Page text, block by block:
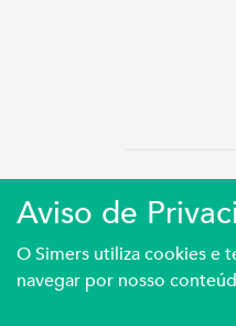
Aviso de
O Simers utiliza cookies e
navegar por nosso